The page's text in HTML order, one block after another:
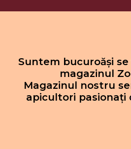
Suntem bucuroăși
magazinul
Magazinul nostru
apicultori pasionați